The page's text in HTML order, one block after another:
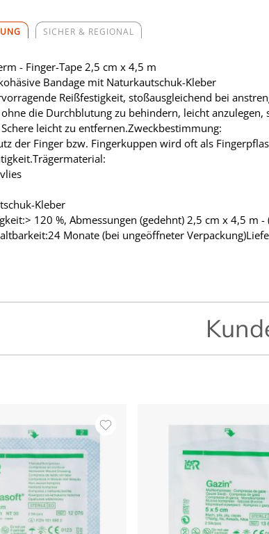
SICHER & REGIONAL
- Finger-Tape 2,5 cm x 4,5 m
Bandage mit Naturkautschuk-Kleber
Reißfestigkeit, stoßausgleichend bei
die Durchblutung zu behindern, leicht
leicht zu entfernen.Zweckbestimmung:
der Finger bzw. Fingerkuppen wird oft als
Kleber
120 %, Abmessungen (gedehnt) 2,5 cm x 4,5 m
Monate (bei ungeöffneter